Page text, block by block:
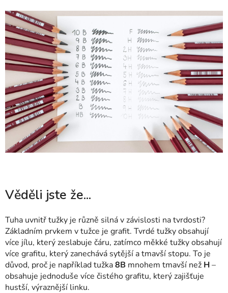
Věděli jste že...
Tuha uvnitř tužky je různě silná v závislosti na tvrdosti?
Základním prvkem v tužce je grafit. Tvrdé tužky obsahují
více jílu, který zeslabuje čáru, zatímco měkké tužky obsahují
více grafitu, který zanechává sytější a tmavší stopu. To je
důvod, proč je například tužka8B mnohem tmavší než H–
obsahuje jednoduše více čistého grafitu, který zajišťuje
hustší, výraznější linku.